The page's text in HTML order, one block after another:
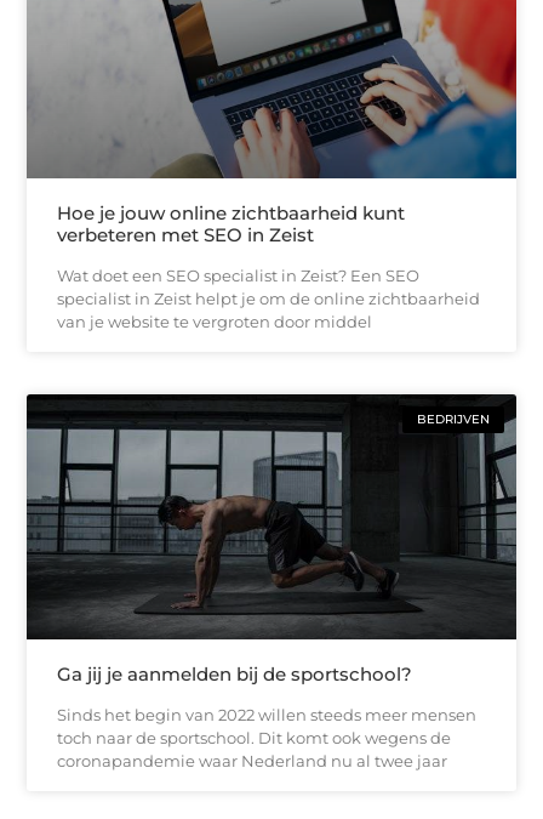
Hoe je jouw online zichtbaarheid kunt
verbeteren met SEO in Zeist
Wat doet een SEO specialist in Zeist? Een SEO
specialist in Zeist helpt je om de online zichtbaarheid
van je website te vergroten door middel
BEDRIJVEN
Ga jij je aanmelden bij de sportschool?
Sinds het begin van 2022 willen steeds meer mensen
toch naar de sportschool. Dit komt ook wegens de
coronapandemie waar Nederland nu al twee jaar